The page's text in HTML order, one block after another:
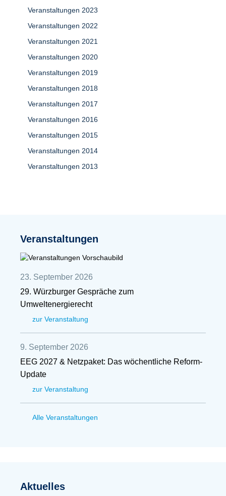
Veranstaltungen 2023
Veranstaltungen 2022
Veranstaltungen 2021
Veranstaltungen 2020
Veranstaltungen 2019
Veranstaltungen 2018
Veranstaltungen 2017
Veranstaltungen 2016
Veranstaltungen 2015
Veranstaltungen 2014
Veranstaltungen 2013
Veranstaltungen
23. September 2026
29. Würzburger Gespräche zum
Umweltenergierecht
zur Veranstaltung
9. September 2026
EEG 2027 & Netzpaket: Das wöchentliche Reform-
Update
zur Veranstaltung
Alle Veranstaltungen
Aktuelles